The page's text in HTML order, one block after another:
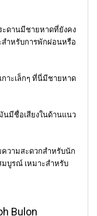
ะดานมีชายหาดที่ยังคง
สำหรับการพักผ่อนหรือ
าะเล็กๆ ที่นี่มีชายหาด
นมีชื่อเสียงในด้านแนว
ความสะดวกสำหรับนัก
บูรณ์ เหมาะสำหรับ
Bulon